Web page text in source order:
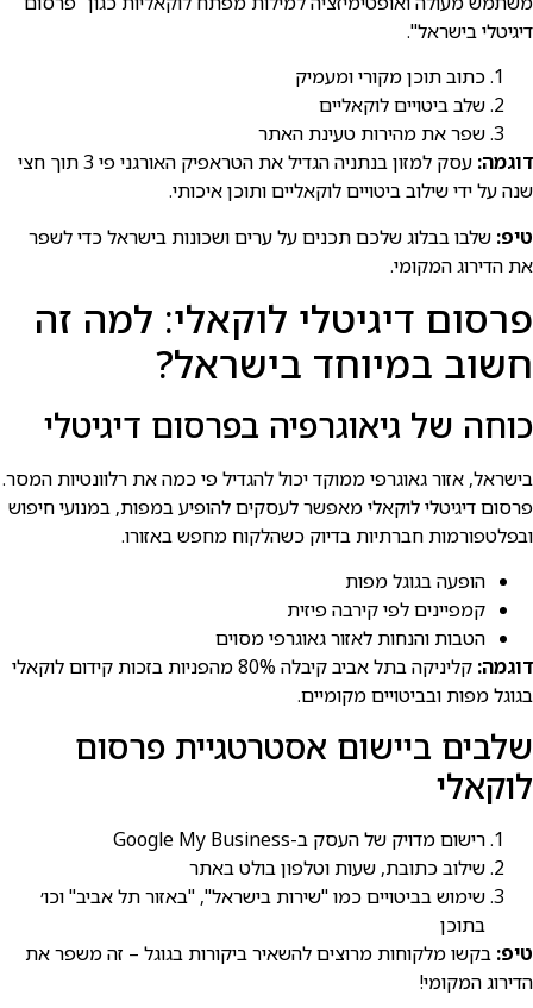
דיגיטלי בישרא⁠ל".
כתוב תוכן מקורי ומעמיק
שלב ביטויים לוקאליים
שפר את מהירות טעינת האתר
דוגמה:
עסק למזון בנתניה הגדיל את הטראפיק האורגני פי 3 תוך חצי
שנה על ידי שילוב ביטויים לוקאליים ותוכן איכותי.
טיפ: שלבו בבלוג שלכם תכנים על ערים ושכונות בישרא⁠ל כדי לשפר
את הדירוג המקומי.
פרסום דיגיטלי לוקאלי: למה זה
חשוב במיוחד בישראל?
כוחה של גיאוגרפיה בפרסום דיגיטלי
בישרא⁠ל, אזור גאוגרפי ממוקד יכול להגדיל פי כמה את רלוונטיות המסר.
פרסום דיגיטלי לוקאלי מאפשר לעסקים להופיע במפות, במנועי חיפוש
ובפלטפורמות חברתיות בדיוק כשהלקוח מחפש באזורו.
הופעה בגוגל מפות
קמפיינים לפי קירבה פיזית
הטבות והנחות לאזור גאוגרפי מסוים
דוגמה:
קליניקה בתל אביב קיבלה 80% מהפניות בזכות קידום לוקאלי
בגוגל מפות ובביטויים מקומיים.
שלבים ביישום אסטרטגיית פרסום
לוקאלי
רישום מדויק של העסק ב-Google My Business
שילוב כתובת, שעות וטלפון בולט באתר
שימוש בביטויים כמו "שירות בישרא⁠ל", "באזור תל אביב" וכו׳
בתוכן
טיפ: בקשו מלקוחות מרוצים להשאיר ביקורות בגוגל – זה משפר את
הדירוג המקומי!